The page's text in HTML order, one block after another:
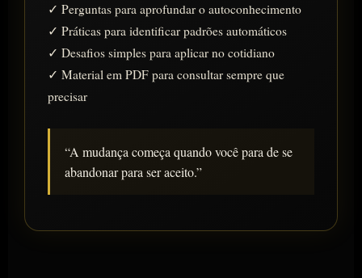
✓ Perguntas para aprofundar o autoconhecimento
✓ Práticas para identificar padrões automáticos
✓ Desafios simples para aplicar no cotidiano
✓ Material em PDF para consultar sempre que
precisar
“A mudança começa quando você para de se
abandonar para ser aceito.”